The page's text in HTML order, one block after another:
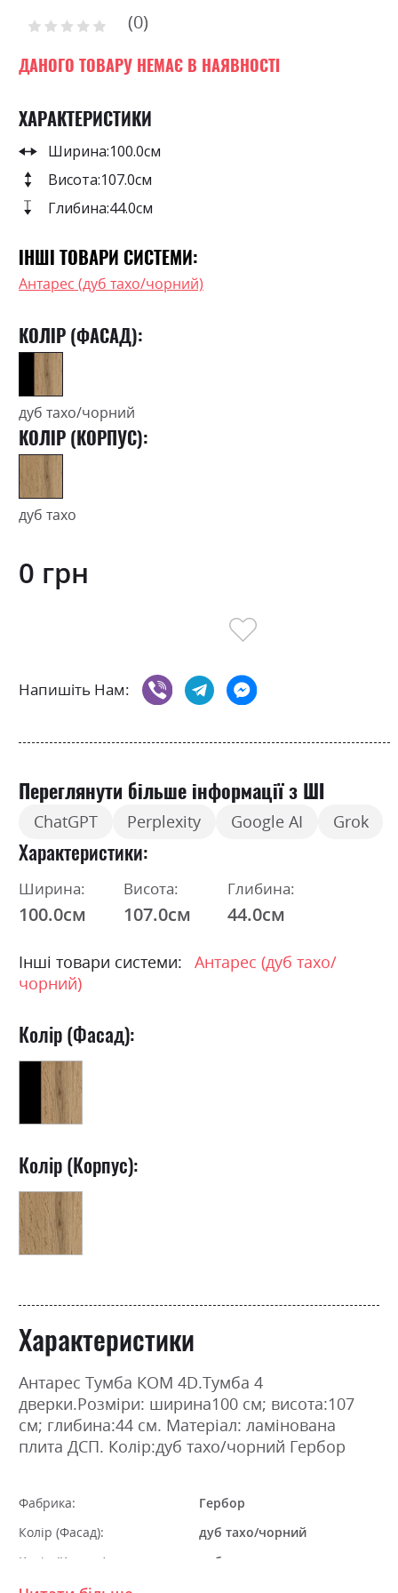
the
of
gallery
Рейтинг: 0
ДАНОГО ТОВАРУ НЕМАЄ В НАЯВНОСТІ
ХАРАКТЕРИСТИКИ
Ширина:100.0см
Висота:107.0см
Глибина:44.0см
ІНШІ ТОВАРИ СИСТЕМИ:
Антарес (дуб тахо/чорний)
КОЛІР (ФАСАД):
дуб тахо/чорний
КОЛІР (КОРПУС):
дуб тахо
0 грн
Напишіть Нам:
Переглянути більше інформації з ШІ
ChatGPT Perplexity Google AI Grok
Характеристики
Ширина:
100.0см
Висота:
107.0см
Глибина:
44.0см
Інші товари системи:
Антарес (дуб тахо/
чорний)
Колір (Фасад):
Колір (Корпус):
Характеристики
Антарес Тумба КОМ 4D.Тумба 4
дверки.Розміри: ширина100 см; висота:107
см; глибина:44 см. Матеріал: ламінована
плита ДСП. Колір:дуб тахо/чорний Гербор
Фабрика:
Гербор
Колір (Фасад):
дуб тахо/чорний
Колір (Корпус):
дуб тахо